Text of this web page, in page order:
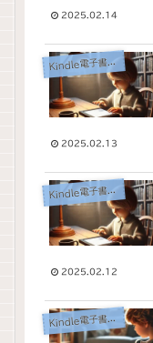
2025.02.14
Kin dle電子書籍リーダー
2025.02.13
Kin dle電子書籍リーダー
2025.02.12
Kindle電子書籍リーダー